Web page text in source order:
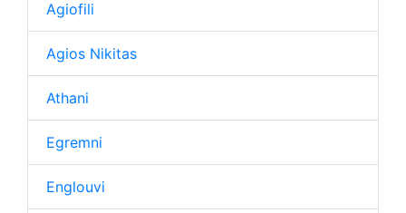
Agiofili
Agios Nikitas
Athani
Egremni
Englouvi